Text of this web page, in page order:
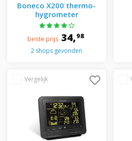
Boneco X200 thermo-
hygrometer
beste prijs 34,98
2 shops gevonden